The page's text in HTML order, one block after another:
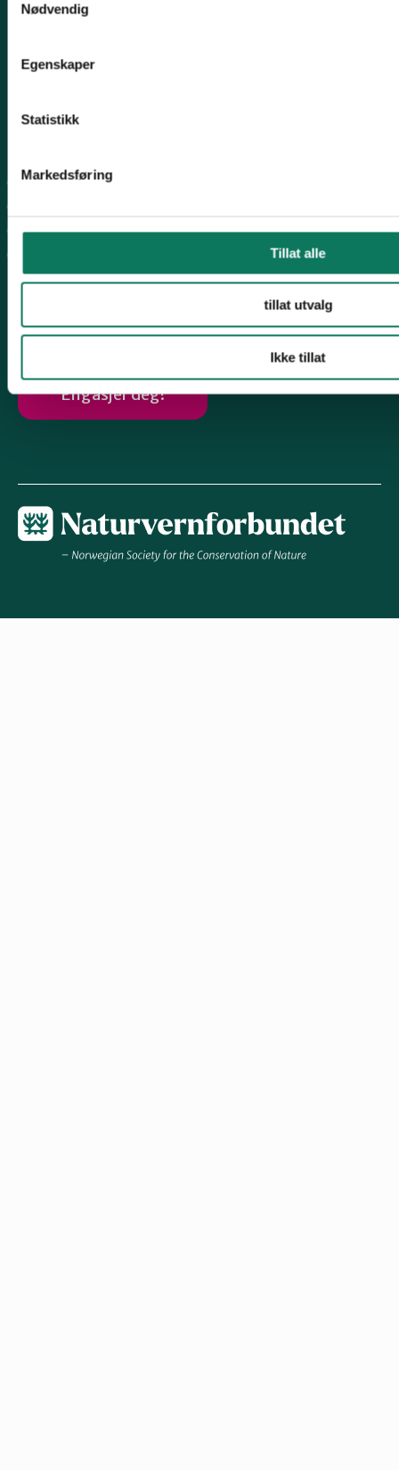
Nødvendig
Egenskaper
Statistikk
Markedsføring
Tillat alle
tillat utvalg
Ikke tillat
Tlf. 99 57 38 55
Organisasjons# 926179861
Naturvernforbundet sentralt
For tillitsvalgte
Følg oss
Engasjer deg!